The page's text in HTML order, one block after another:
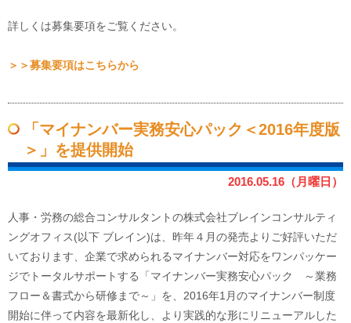
詳しくは募集要項をご覧ください。
＞＞募集要項はこちらから
「マイナンバー実務安心パック＜2016年度版
＞」を提供開始
2016.05.16（月曜日）
人事・労務の総合コンサルタントの株式会社ブレインコンサルティ
ングオフィス(以下 ブレイン)は、昨年４月の発売よりご好評いただ
いております、企業で求められるマイナンバー対応をワンパッケー
ジでトータルサポートする「マイナンバー実務安心パック ～業務
フロー＆書式から研修まで～」を、2016年1月のマイナンバー制度
開始に伴って内容を最新化し、より実践的な形にリニューアルした